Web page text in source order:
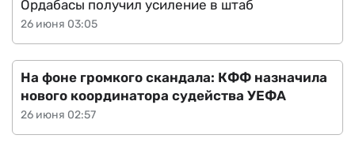
26 июня 03:05
Ордабасы получил усиление в штаб
26 июня 02:57
На фоне громкого скандала: КФФ назначила
нового координатора судейства УЕФА